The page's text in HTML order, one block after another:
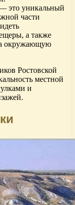
это уникальный
части
а также
окружающую
Ростовской
местной
и